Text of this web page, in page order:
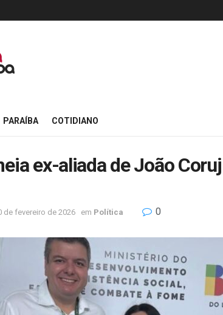
PARAÍBA COTIDIANO
ex-aliada de João
de fevereiro de 2026 em Política 0